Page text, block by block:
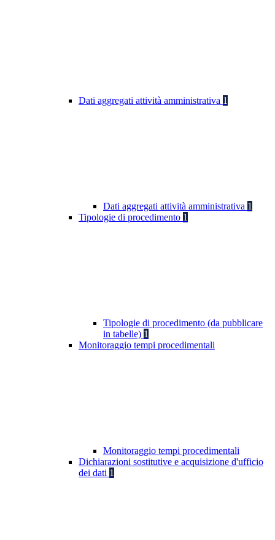
Dati aggregati attività amministrativa 1
Dati aggregati attività amministrativa 1
Tipologie di procedimento 1
Tipologie di procedimento (da pubblicare
in tabelle) 1
Monitoraggio tempi procedimentali
Monitoraggio tempi procedimentali
Dichiarazioni sostitutive e acquisizione d'ufficio
dei dati 1